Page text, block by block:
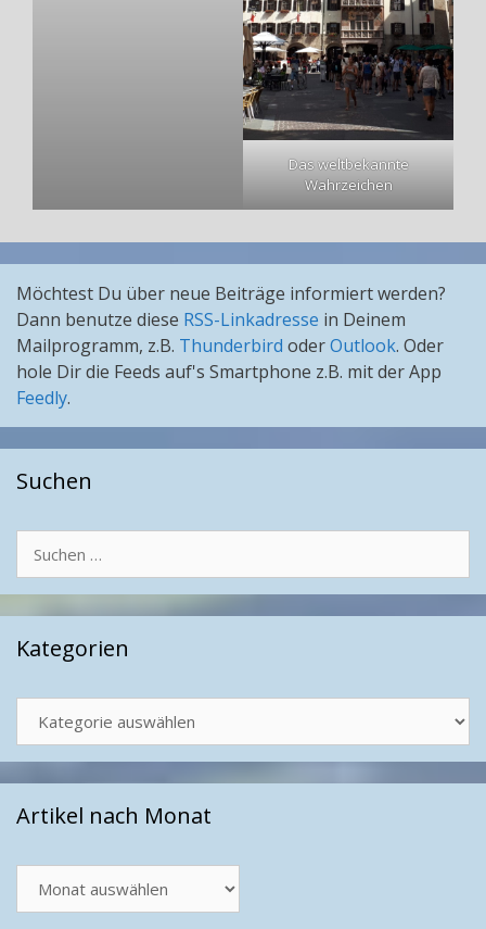
Das weltbekannte
Wahrzeichen
Möchtest Du über neue Beiträge informiert werden?
Dann benutze diese RSS-Linkadresse in Deinem
Mailprogramm, z.B. Thunderbird oderOutlook. Oder
hole Dir die Feeds auf's Smartphone z.B. mit der App
Feedly.
Suchen
Suchen
nach:
Kategorien
Artikel nach Monat
nach